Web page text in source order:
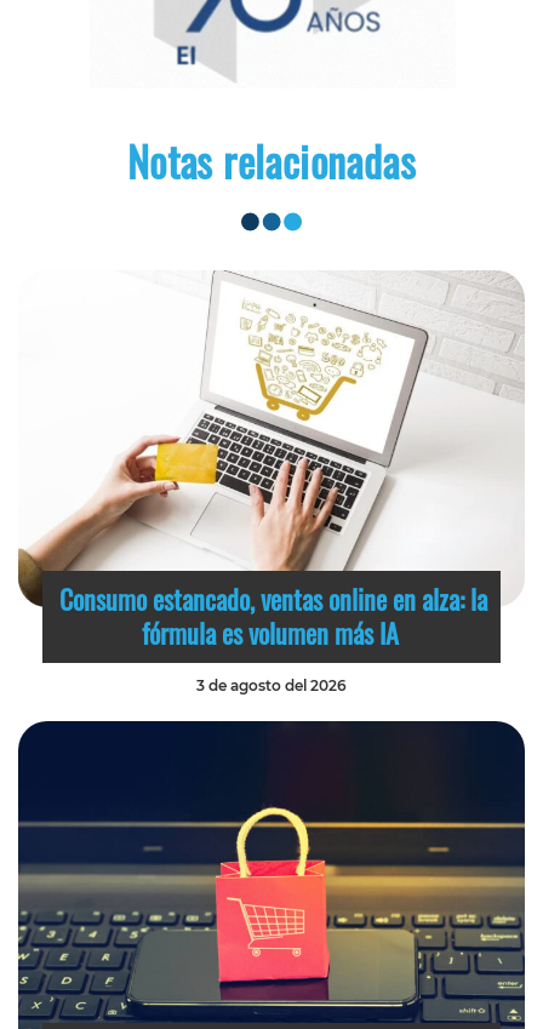
Notas relacionadas
Consumo estancado, ventas online en alza: la
fórmula es volumen más IA
3 de agosto del 2026